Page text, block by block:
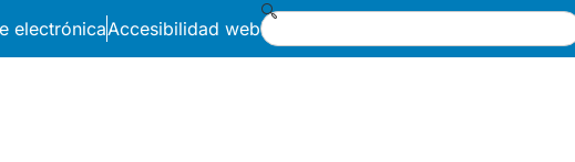
electrónicaAccesibilidad web